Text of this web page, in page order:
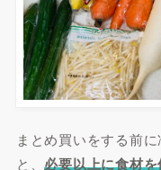
まとめ買いをする前
と、必要以上に食材